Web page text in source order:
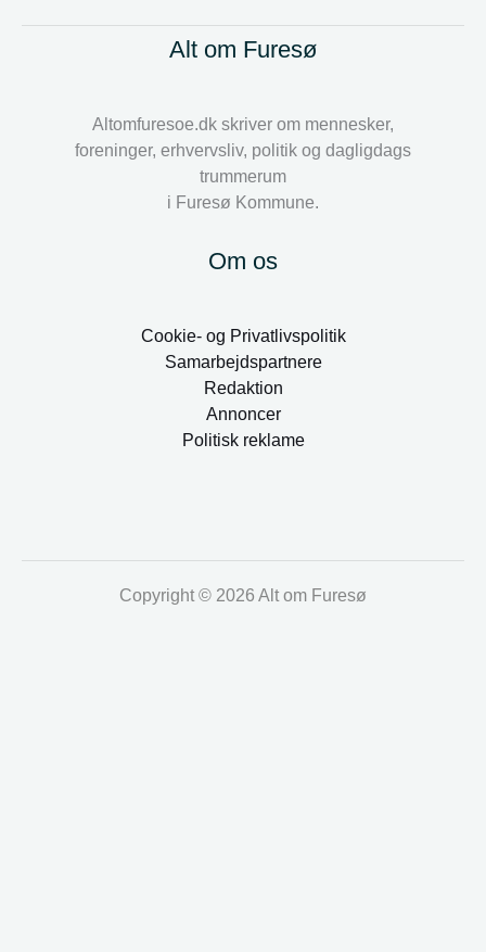
Alt om Furesø
Altomfuresoe.dk skriver om mennesker,
foreninger, erhvervsliv, politik og dagligdags
trummerum
i Furesø Kommune.
Om os
Cookie- og Privatlivspolitik
Samarbejdspartnere
Redaktion
Annoncer
Politisk reklame
Copyright © 2026 Alt om Furesø